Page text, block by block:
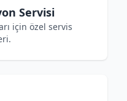
Servisi
için özel servis